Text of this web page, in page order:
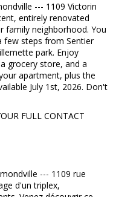
--- 1109 Victorin
entirely renovated
family neighborhood. You
few steps from Sentier
park. Enjoy
grocery store, and a
apartment, plus the
July 1st, 2026. Don't
FULL CONTACT
--- 1109 rue
d'un triplex,